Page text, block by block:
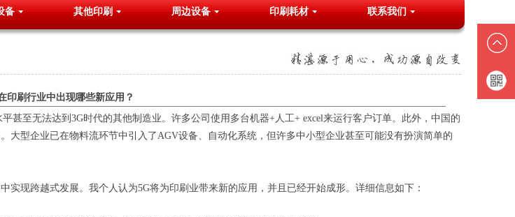
备 其他印刷 周边设备 印刷耗材 联系我们
印刷行业中出现哪些新应用？
甚至无法达到3G时代的其他制造业。许多公司使用多台机器+人工+ excel来运行客户订单。此外，中国的
型企业已在物料流环节中引入了AGV设备、自动化系统，但许多中小型企业甚至可能没有扮演简单的
现跨越式发展。我个人认为5G将为印刷业带来新的应用，并且已经开始成形。详细信息如下：